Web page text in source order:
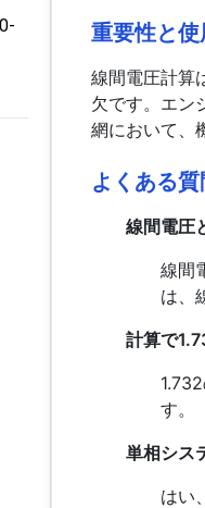
重要性と
線間電圧計算
欠です。エン
網において、
よくある質
線間電圧
線間
は、
計算で
す。
単相シス
はい